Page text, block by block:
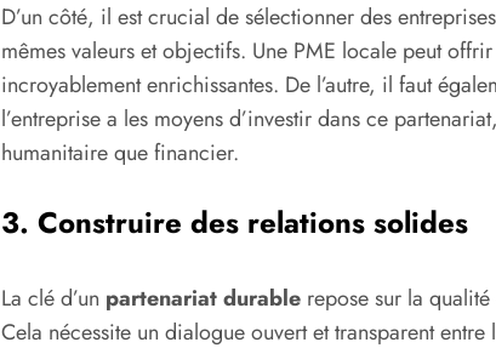
D’un côté, il est crucial de sélectionner des
mêmes valeurs et objectifs. Une PME locale peut
incroyablement enrichissantes. De l’autre, il faut
l’entreprise a les moyens d’investir dans ce
humanitaire que financier.
3. Construire des relations solides
La clé d’un partenariat durablerepose sur la qualité
Cela nécessite un dialogue ouvert et transparent entre